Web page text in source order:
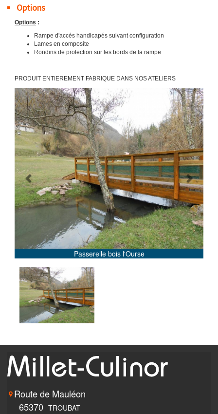
Options
Options :
Rampe d'accés handicapés suivant configuration
Lames en composite
Rondins de protection sur les bords de la rampe
PRODUIT ENTIEREMENT FABRIQUE DANS NOS ATELIERS
Passerelle bois l'Ourse
Previous Next
Route de Mauléon
65370 TROUBAT